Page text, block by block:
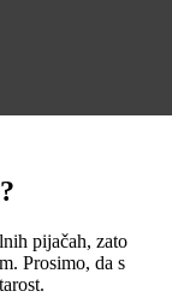
pijačah, zato
Prosimo, da s